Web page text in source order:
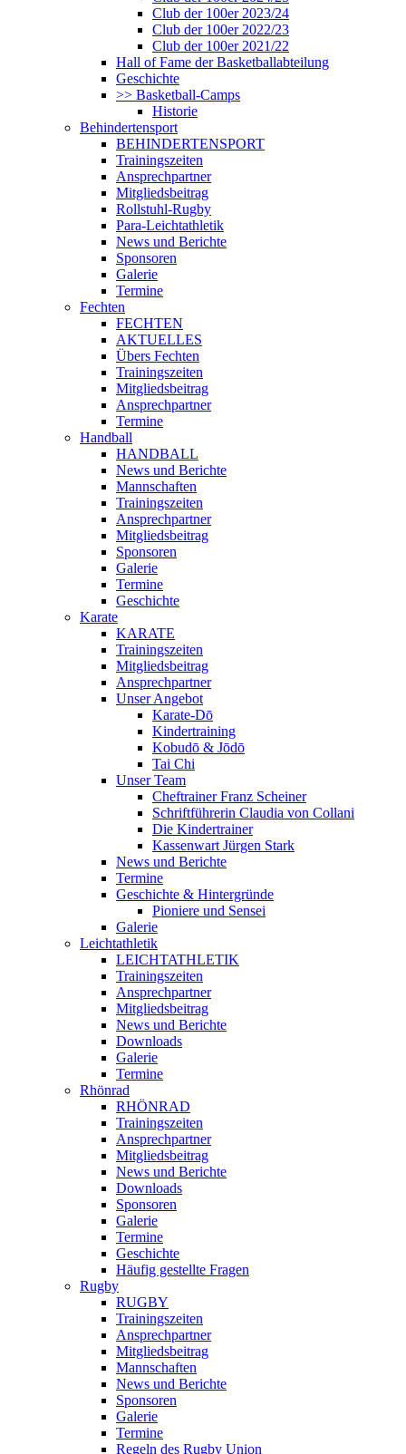
Club der 100er 2023/24
Club der 100er 2022/23
Club der 100er 2021/22
Hall of Fame der Basketballabteilung
Geschichte
>> Basketball-Camps
Historie
Behindertensport
BEHINDERTENSPORT
Trainingszeiten
Ansprechpartner
Mitgliedsbeitrag
Rollstuhl-Rugby
Para-Leichtathletik
News und Berichte
Sponsoren
Galerie
Termine
Fechten
FECHTEN
AKTUELLES
Übers Fechten
Trainingszeiten
Mitgliedsbeitrag
Ansprechpartner
Termine
Handball
HANDBALL
News und Berichte
Mannschaften
Trainingszeiten
Ansprechpartner
Mitgliedsbeitrag
Sponsoren
Galerie
Termine
Geschichte
Karate
KARATE
Trainingszeiten
Mitgliedsbeitrag
Ansprechpartner
Unser Angebot
Karate-Dō
Kindertraining
Kobudō & Jōdō
Tai Chi
Unser Team
Cheftrainer Franz Scheiner
Schriftführerin Claudia von Collani
Die Kindertrainer
Kassenwart Jürgen Stark
News und Berichte
Termine
Geschichte & Hintergründe
Pioniere und Sensei
Galerie
Leichtathletik
LEICHTATHLETIK
Trainingszeiten
Ansprechpartner
Mitgliedsbeitrag
News und Berichte
Downloads
Galerie
Termine
Rhönrad
RHÖNRAD
Trainingszeiten
Ansprechpartner
Mitgliedsbeitrag
News und Berichte
Downloads
Sponsoren
Galerie
Termine
Geschichte
Häufig gestellte Fragen
Rugby
RUGBY
Trainingszeiten
Ansprechpartner
Mitgliedsbeitrag
Mannschaften
News und Berichte
Sponsoren
Galerie
Termine
Regeln des Rugby Union